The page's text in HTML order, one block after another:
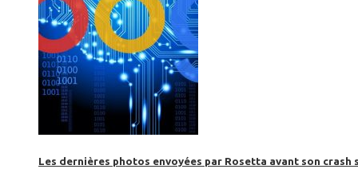
Les dernières photos envoyées par Rosetta avant son crash